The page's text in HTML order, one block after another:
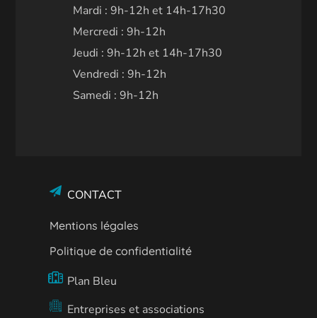
Mardi : 9h-12h et 14h-17h30
Mercredi : 9h-12h
Jeudi : 9h-12h et 14h-17h30
Vendredi : 9h-12h
Samedi : 9h-12h
CONTACT
Mentions légales
Politique de confidentialité
Plan Bleu
Entreprises et associations